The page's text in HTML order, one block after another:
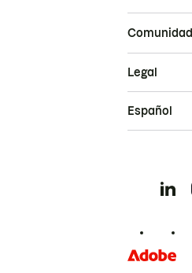
Comunidad
Legal
Español